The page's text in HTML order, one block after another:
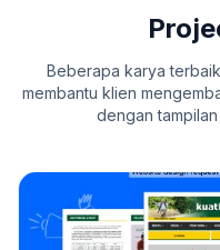
Beberapa karya
membantu klien
dengan